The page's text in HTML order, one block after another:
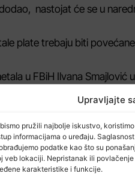
Upravljajte
pružili najbolje iskustvo,
informacijama o uređaju.
podatke kao što su
veb lokaciji. Nepristanak ili
karakteristike i funkcije.
nastojat će se u
plate trebaju biti
u FBiH Ilvana Smajlović